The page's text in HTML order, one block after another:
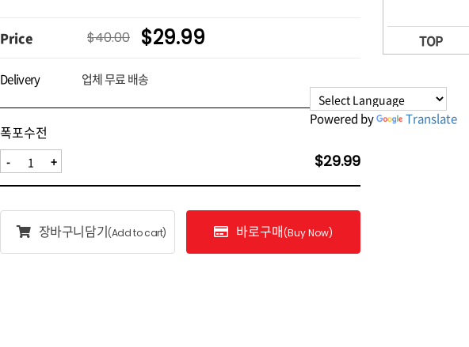
Powered by Translate
Price $40.00 $29.99
Delivery 업체 무료 배송
폭포수전
- + $29.99
장바구니담기(Add to cart) 바로구매(Buy Now)
TOP